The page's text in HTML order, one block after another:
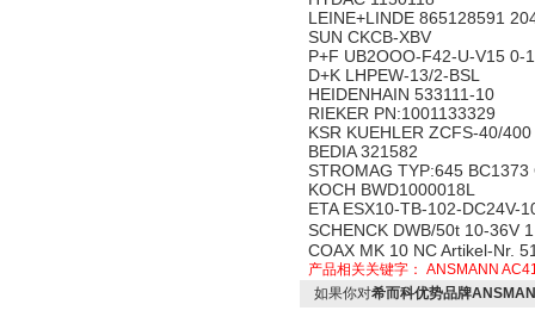
LEINE+LINDE 865128591
SUN CKCB-XBV
P+F UB2OOO-F42-U-V15 0-
D+K LHPEW-13/2-BSL
HEIDENHAIN 533111-10
RIEKER PN:1001133329
KSR KUEHLER ZCFS-40/400
BEDIA 321582
STROMAG TYP:645 BC1373
KOCH BWD1000018L
ETA ESX10-TB-102-DC24V-
SCHENCK DWB/50t 10-
COAX MK 10 NC Artikel-Nr.
产品相关关键字： ANSMANN
如果你对希而科优势品牌